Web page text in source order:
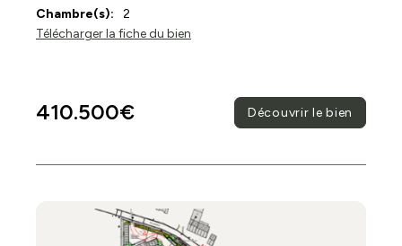
Chambre(s):
2
Télécharger la fiche du bien
410.500€ Découvrir le bien